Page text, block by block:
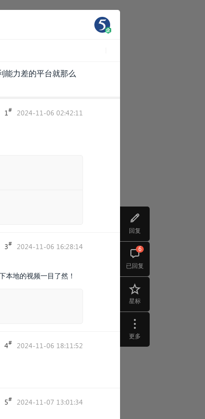
回复
已回复
6
星标
更多
能力差的平台就那么
1# 2024-11-06 02:42:11
3# 2024-11-06 16:28:14
本地的视频一目了然！
4# 2024-11-06 18:11:52
5# 2024-11-07 13:01:34